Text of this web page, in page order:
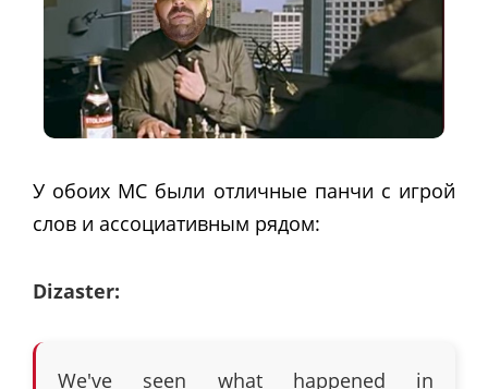
У обоих МС были отличные панчи с игрой
слов и ассоциативным рядом:
Dizaster:
We've seen what happened in